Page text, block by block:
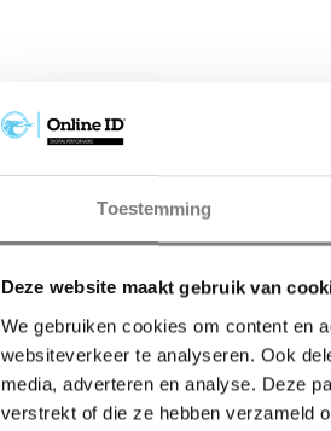
Toestemming
Deze website maakt gebruik van
We gebruiken cookies om content en
websiteverkeer te analyseren. Ook
media, adverteren en analyse. Deze
verstrekt of die ze hebben verzameld